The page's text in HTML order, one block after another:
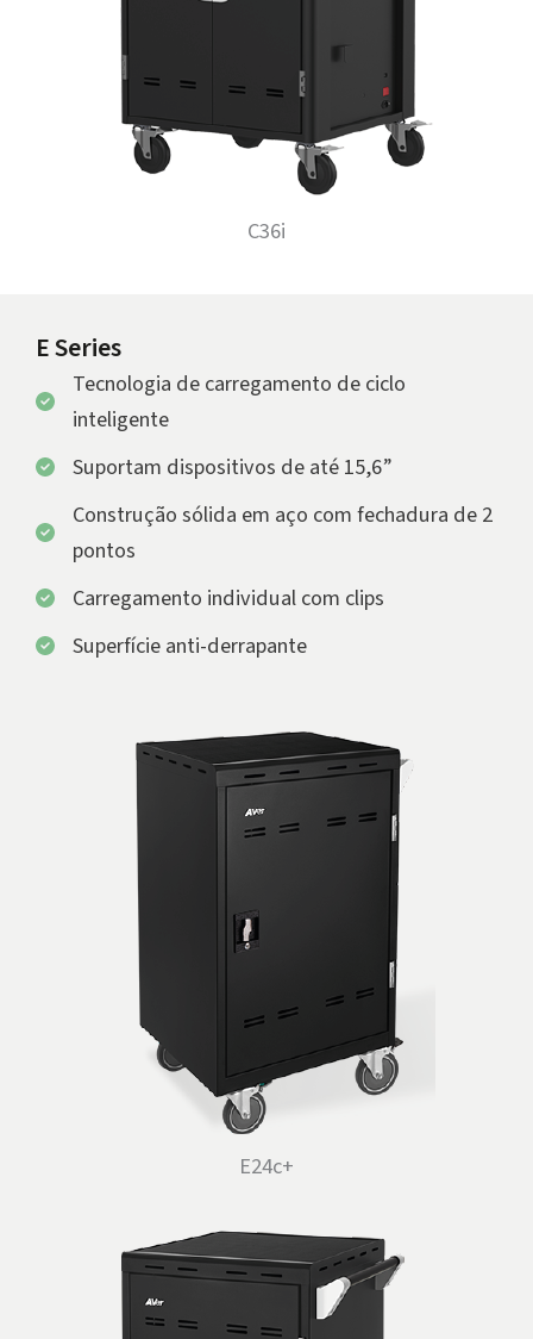
C36i
E Series
Tecnologia de carregamento de ciclo
inteligente
Suportam dispositivos de até 15,6”
Construção sólida em aço com fechadura de 2
pontos
Carregamento individual com clips
Superfície anti-derrapante
E24c+